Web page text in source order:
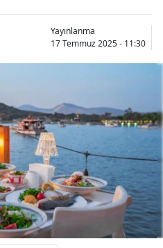
Yayınlanma
17 Temmuz 2025 - 11:30